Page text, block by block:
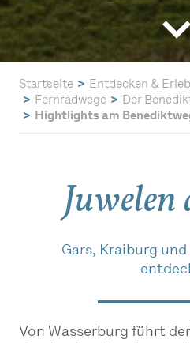
Startseite Entdecken &
Fernradwege
Der
Hightlights am
Gars, Kraiburg
Von Wasserburg führt